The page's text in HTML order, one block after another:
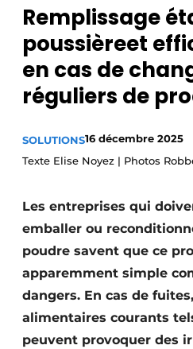
S’inscrire
Termes et conditions
Video’s
Remplissage
poussièreet
en cas de
réguliers de
SOLUTIONS16 décembre 2025
Texte Elise Noyez | Photos
Les entreprises qui
emballer ou
poudre savent que ce
apparemment simple
dangers. En cas de
alimentaires courants
peuvent provoquer des